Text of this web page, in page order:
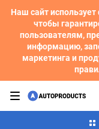
Наш сайт
чтобы
пользователям,
информацию,
маркетинга и